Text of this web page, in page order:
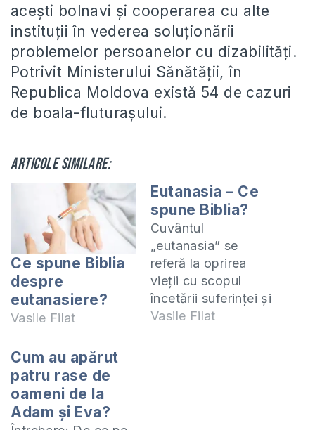
aceşti bolnavi şi cooperarea cu alte
instituţii în vederea soluţionării
problemelor persoanelor cu dizabilităţi.
Potrivit Ministerului Sănătăţii, în
Republica Moldova există 54 de cazuri
de boala-fluturaşului.
Articole similare:
Ce spune Biblia
despre
eutanasiere?
Vasile Filat
Eutanasia – Ce
spune Biblia?
Cuvântul
„eutanasia” se
referă la oprirea
vieţii cu scopul
încetării suferinţei şi
provine din
Vasile Filat
Cum au apărut
patru rase de
oameni de la
Adam şi Eva?